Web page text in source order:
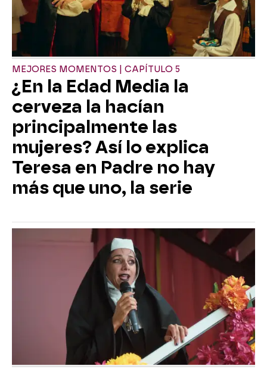
MEJORES MOMENTOS | CAPÍTULO 5
¿En la Edad Media la
cerveza la hacían
principalmente las
mujeres? Así lo explica
Teresa en Padre no hay
más que uno, la serie